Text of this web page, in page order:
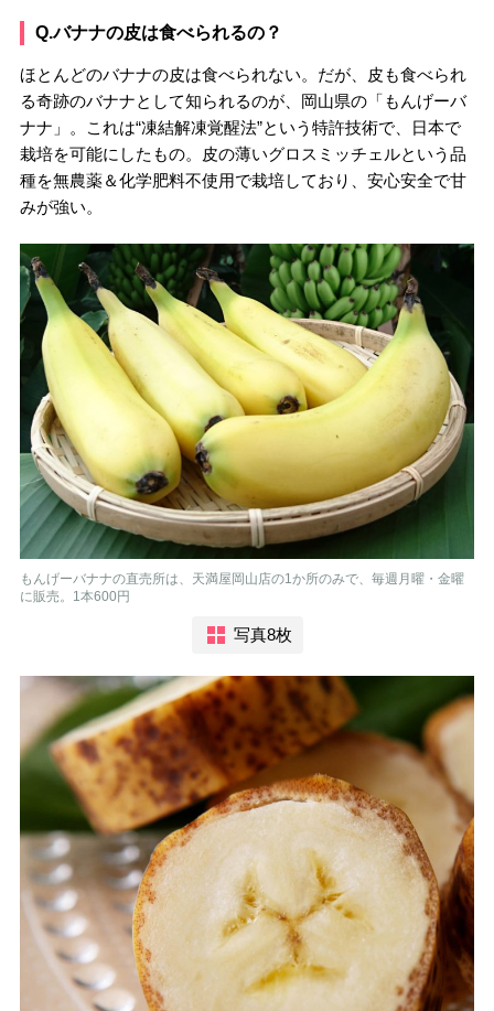
Q.バナナの皮は食べられるの？
ほとんどのバナナの皮は食べられない。だが、皮も食べられ
る奇跡のバナナとして知られるのが、岡山県の「もんげーバ
ナナ」。これは“凍結解凍覚醒法”という特許技術で、日本で
栽培を可能にしたもの。皮の薄いグロスミッチェルという品
種を無農薬＆化学肥料不使用で栽培しており、安心安全で甘
みが強い。
もんげーバナナの直売所は、天満屋岡山店の1か所のみで、毎週月曜・金曜
に販売。1本600円
写真8枚